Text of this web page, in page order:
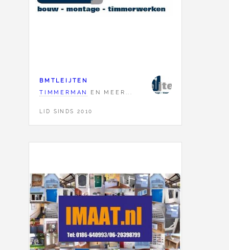
BMTLEIJTEN
TIMMERMAN
EN MEER...
LID SINDS 2010